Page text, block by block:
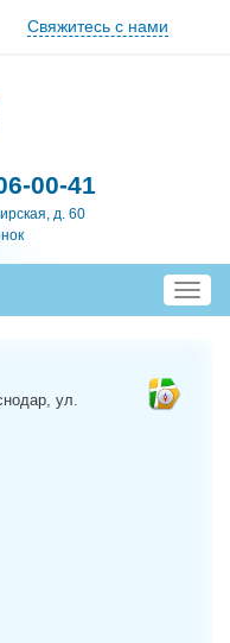
Свяжитесь с нами
00-41
д. 60
T
o
ул.